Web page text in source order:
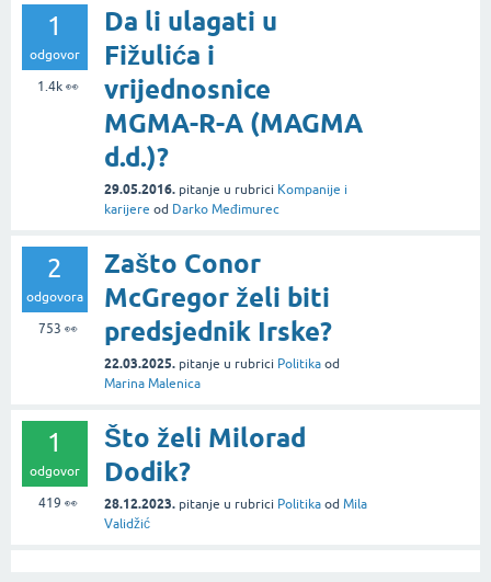
1
odgovor
1.4k👀
Da li ulagati u
Fižulića i
vrijednosnice
MGMA-R-A (MAGMA
d.d.)?
29.05.2016. pitanje u rubrici Kompanije i
karijere od Darko Međimurec
2
odgovora
753 👀
Zašto Conor
McGregor želi biti
predsjednik Irske?
22.03.2025. pitanje u rubrici Politika od
Marina Malenica
1
odgovor
419 👀
Što želi Milorad
Dodik?
28.12.2023. pitanje u rubrici Politika od Mila
Validžić